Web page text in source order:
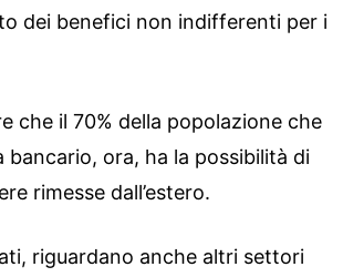
dei benefici non indifferenti per i
che il 70% della popolazione che
bancario, ora, ha la possibilità di
rimesse dall’estero.
riguardano anche altri settori